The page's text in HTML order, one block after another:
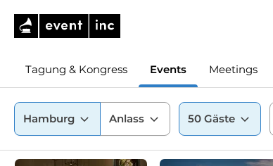
Tagung & Kongress Events Meetings
Hamburg Anlass 50 Gäste